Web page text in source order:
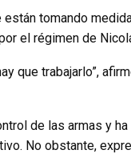
tomando
el régimen de
que trabajarlo”,
de las armas y
No obstante,